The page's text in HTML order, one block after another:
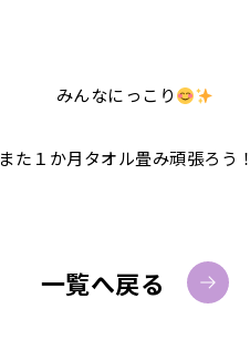
みんなにっこり
また１か月タオル畳み頑張ろう
一覧へ戻る